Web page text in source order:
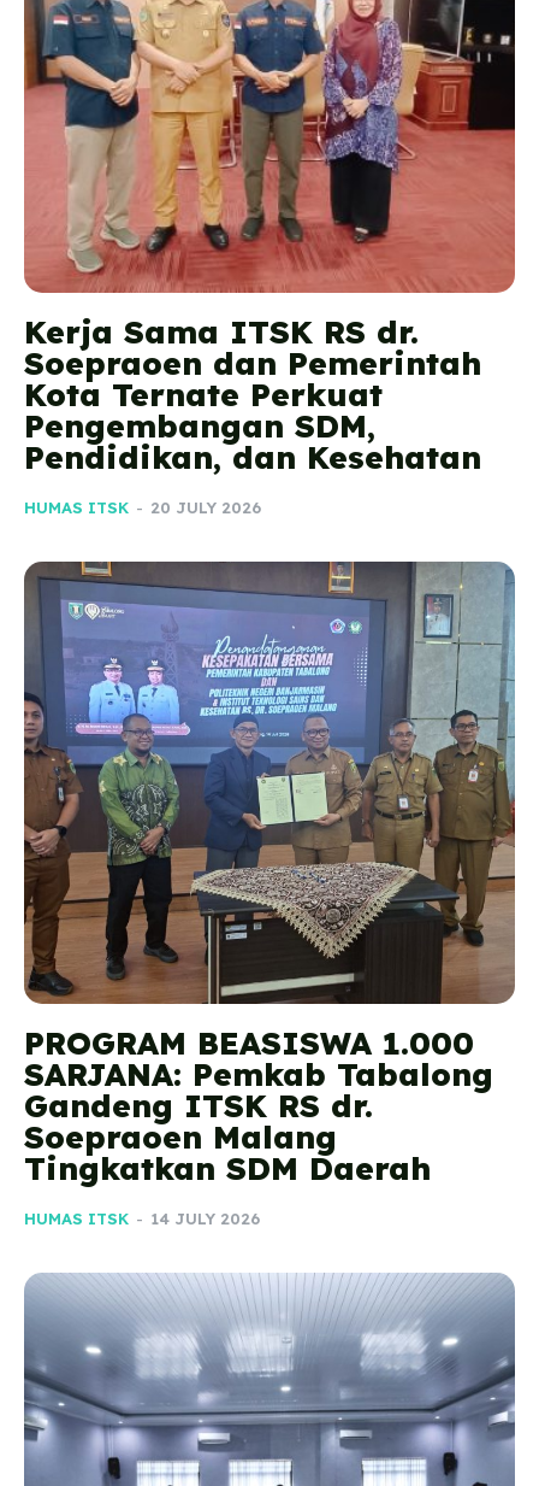
Kerja Sama ITSK RS dr.
Soepraoen dan Pemerintah
Kota Ternate Perkuat
Pengembangan SDM,
Pendidikan, dan Kesehatan
HUMAS ITSK - 20 JULY 2026
PROGRAM BEASISWA 1.000
SARJANA: Pemkab Tabalong
Gandeng ITSK RS dr.
Soepraoen Malang
Tingkatkan SDM Daerah
HUMAS ITSK - 14 JULY 2026